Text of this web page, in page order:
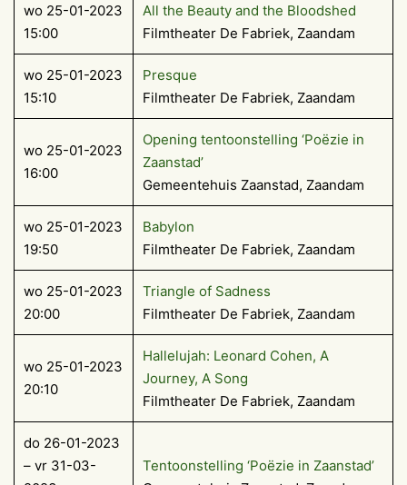
wo 25-01-2023
15:00
All the Beauty and the Bloodshed
Filmtheater De Fabriek, Zaandam
wo 25-01-2023
15:10
Presque
Filmtheater De Fabriek, Zaandam
wo 25-01-2023
16:00
Opening tentoonstelling ‘Poëzie in
Zaanstad’
Gemeentehuis Zaanstad, Zaandam
wo 25-01-2023
19:50
Babylon
Filmtheater De Fabriek, Zaandam
wo 25-01-2023
20:00
Triangle of Sadness
Filmtheater De Fabriek, Zaandam
wo 25-01-2023
20:10
Hallelujah: Leonard Cohen, A
Journey, A Song
Filmtheater De Fabriek, Zaandam
do 26-01-2023
– vr 31-03-
Tentoonstelling ‘Poëzie in Zaanstad’